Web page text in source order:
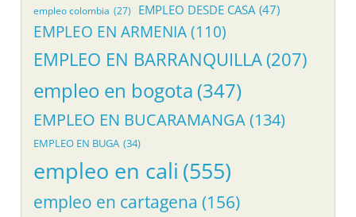
empleo colombia (27) EMPLEO DESDE CASA (47)
EMPLEO EN ARMENIA (110)
EMPLEO EN BARRANQUILLA(207)
empleo en bogota (347)
EMPLEO EN BUCARAMANGA(134)
EMPLEO EN BUGA (34)
empleo en cali (555)
empleo en cartagena (156)